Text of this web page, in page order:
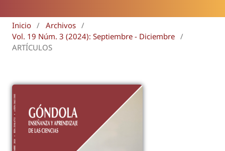
Inicio / Archivos /
Vol. 19 Núm. 3 (2024): Septiembre - Diciembre /
ARTÍCULOS